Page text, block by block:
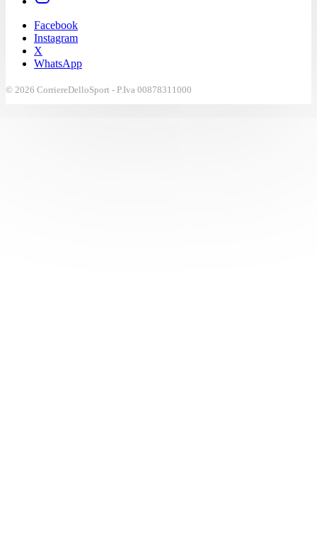
Facebook
Instagram
X
WhatsApp
© 2026 CorriereDelloSport - P.Iva 00878311000